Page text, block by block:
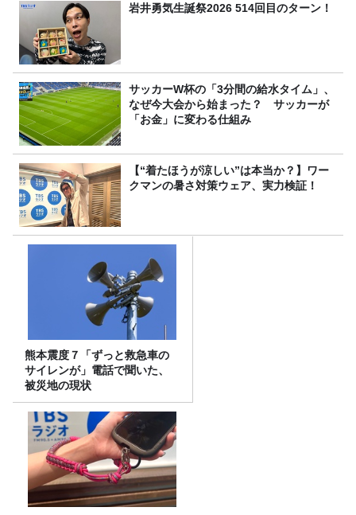
岩井勇気生誕祭2026 514回目のターン！
サッカーW杯の「3分間の給水タイム」、
なぜ今大会から始まった？ サッカーが
「お金」に変わる仕組み
【“着たほうが涼しい”は本当か？】ワー
クマンの暑さ対策ウェア、実力検証！
熊本震度７「ずっと救急車の
サイレンが」電話で聞いた、
被災地の現状